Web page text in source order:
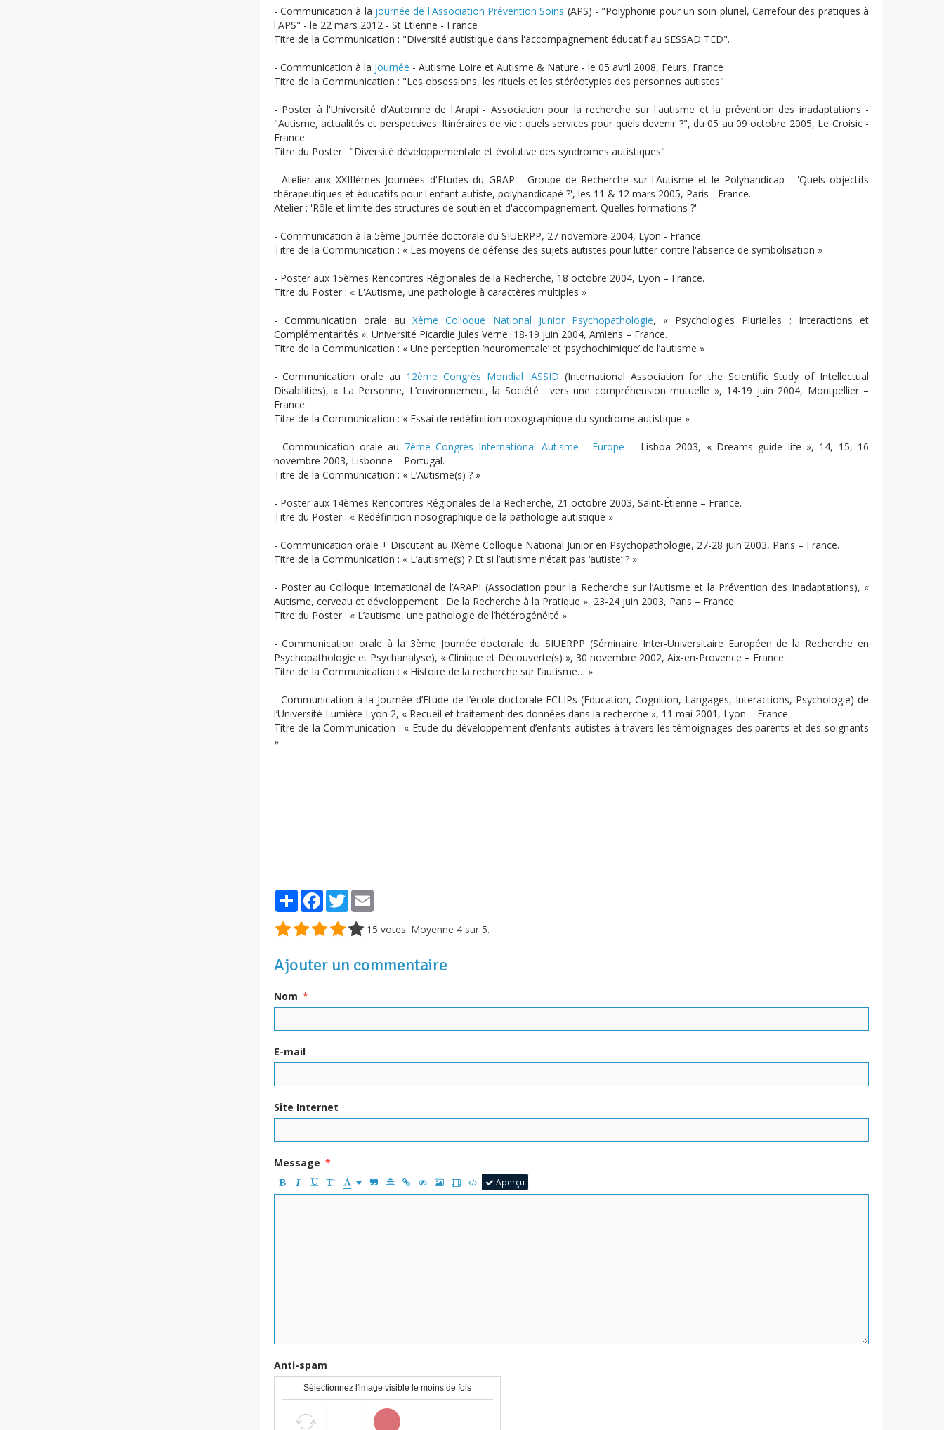
- Communication à la journée de l'Association Prévention Soins (APS) - "Polyphonie pour un soin pluriel, Carrefour des pratiques à
l'APS" - le 22 mars 2012 - St Etienne - France
Titre de la Communication : "Diversité autistique dans l'accompagnement éducatif au SESSAD TED".
- Communication à la journée - Autisme Loire et Autisme & Nature - le 05 avril 2008, Feurs, France
Titre de la Communication : "Les obsessions, les rituels et les stéréotypies des personnes autistes"
- Poster à l'Université d'Automne de l'Arapi - Association pour la recherche sur l'autisme et la prévention des inadaptations -
"Autisme, actualités et perspectives. Itinéraires de vie : quels services pour quels devenir ?", du 05 au 09 octobre 2005, Le Croisic -
France
Titre du Poster : "Diversité développementale et évolutive des syndromes autistiques"
- Atelier aux XXIIIèmes Journées d'Etudes du GRAP - Groupe de Recherche sur l'Autisme et le Polyhandicap - 'Quels objectifs
thérapeutiques et éducatifs pour l'enfant autiste, polyhandicapé ?', les 11 & 12 mars 2005, Paris - France.
Atelier : 'Rôle et limite des structures de soutien et d'accompagnement. Quelles formations ?'
- Communication à la 5ème Journée doctorale du SIUERPP, 27 novembre 2004, Lyon - France.
Titre de la Communication : « Les moyens de défense des sujets autistes pour lutter contre l'absence de symbolisation »
- Poster aux 15èmes Rencontres Régionales de la Recherche, 18 octobre 2004, Lyon – France.
Titre du Poster : « L'Autisme, une pathologie à caractères multiples »
- Communication orale auXème Colloque National Junior Psychopathologie, « Psychologies Plurielles : Interactions et
Complémentarités », Université Picardie Jules Verne, 18-19 juin 2004, Amiens – France.
Titre de la Communication : « Une perception ‘neuromentale’ et ‘psychochimique’ de l’autisme »
- Communication orale au 12ème Congrès Mondial IASSID (International Association for the Scientific Study of Intellectual
Disabilities), « La Personne, L’environnement, la Société : vers une compréhension mutuelle », 14-19 juin 2004, Montpellier –
France.
Titre de la Communication : « Essai de redéfinition nosographique du syndrome autistique »
- Communication orale au 7ème Congrès International Autisme - Europe – Lisboa 2003, « Dreams guide life », 14, 15, 16
novembre 2003, Lisbonne – Portugal.
Titre de la Communication : « L’Autisme(s) ? »
- Poster aux 14èmes Rencontres Régionales de la Recherche, 21 octobre 2003, Saint-Étienne – France.
Titre du Poster : « Redéfinition nosographique de la pathologie autistique »
- Communication orale + Discutant au IXème Colloque National Junior en Psychopathologie, 27-28 juin 2003, Paris – France.
Titre de la Communication : « L’autisme(s) ? Et si l’autisme n’était pas ‘autiste’ ? »
- Poster au Colloque International de l’ARAPI (Association pour la Recherche sur l’Autisme et la Prévention des Inadaptations), «
Autisme, cerveau et développement : De la Recherche à la Pratique », 23-24 juin 2003, Paris – France.
Titre du Poster : « L’autisme, une pathologie de l’hétérogénéité »
- Communication orale à la 3ème Journée doctorale du SIUERPP (Séminaire Inter-Universitaire Européen de la Recherche en
Psychopathologie et Psychanalyse), « Clinique et Découverte(s) », 30 novembre 2002, Aix-en-Provence – France.
Titre de la Communication : « Histoire de la recherche sur l’autisme… »
- Communication à la Journée d’Etude de l’école doctorale ECLIPs (Education, Cognition, Langages, Interactions, Psychologie) de
l’Université Lumière Lyon 2, « Recueil et traitement des données dans la recherche », 11 mai 2001, Lyon – France.
Titre de la Communication : « Etude du développement d’enfants autistes à travers les témoignages des parents et des soignants
»
PartagerFacebook
TwitterEmail
15 votes. Moyenne 4sur 5.
Ajouter un commentaire
Nom
E-mail
Site Internet
Message
Aperçu
Anti-spam
Sélectionnez l'image visible le moins de fois